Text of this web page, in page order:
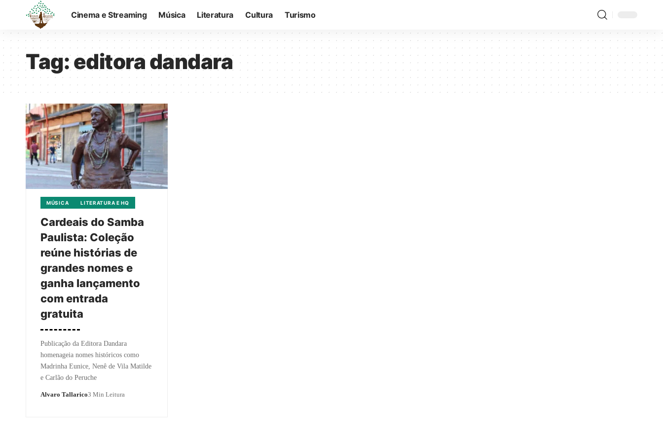
Cinema e Streaming Música Literatura Cultura Turismo
Tag:editora dandara
MÚSICA LITERATURA E HQ
Cardeais do Samba
Paulista: Coleção
reúne histórias de
grandes nomes e
ganha lançamento
com entrada
gratuita
Publicação da Editora Dandara
homenageia nomes históricos como
Madrinha Eunice, Nenê de Vila Matilde
e Carlão do Peruche
Alvaro Tallarico3 Min Leitura